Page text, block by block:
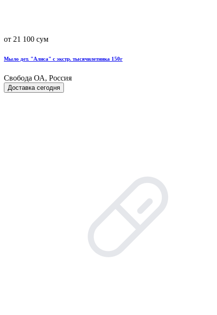
от 21 100 сум
Мыло дет. "Алиса" с экстр. тысячилетника 150г
Свобода ОА, Россия
Доставка сегодня